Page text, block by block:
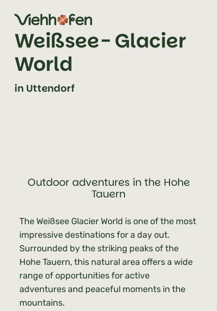
jump to content (alt+0)
jump to main navigation (alt+1)
Weißsee- Glacier
World
in Uttendorf
Outdoor adventures in the Hohe
Tauern
The Weißsee Glacier World is one of the most
impressive destinations for a day out.
Surrounded by the striking peaks of the
Hohe Tauern, this natural area offers a wide
range of opportunities for active
adventures and peaceful moments in the
mountains.